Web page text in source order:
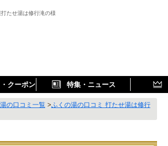
たせ湯は修行滝の様
クーポン 特集・ニュース
の口コミ一覧 >ふくの湯の口コミ 打たせ湯は修行